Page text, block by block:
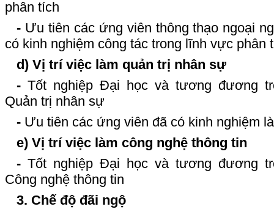
phân tích
-Ưu tiên các ứng viên thông thạo ngoại
có kinh nghiệm công tác trong lĩnh vực phân
d) Vị trí việc làm quản trị nhân sự
-Tốt nghiệp Đại học và tương đương
Quản trị nhân sự
-Ưu tiên các ứng viên đã có kinh nghiệm
e) Vị trí việc làm công nghệ thông tin
-Tốt nghiệp Đại học và tương đương
Công nghệ thông tin
3. Chế độ đãi ngộ